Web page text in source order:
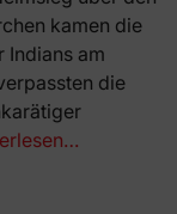
kamen die
Indians am
die